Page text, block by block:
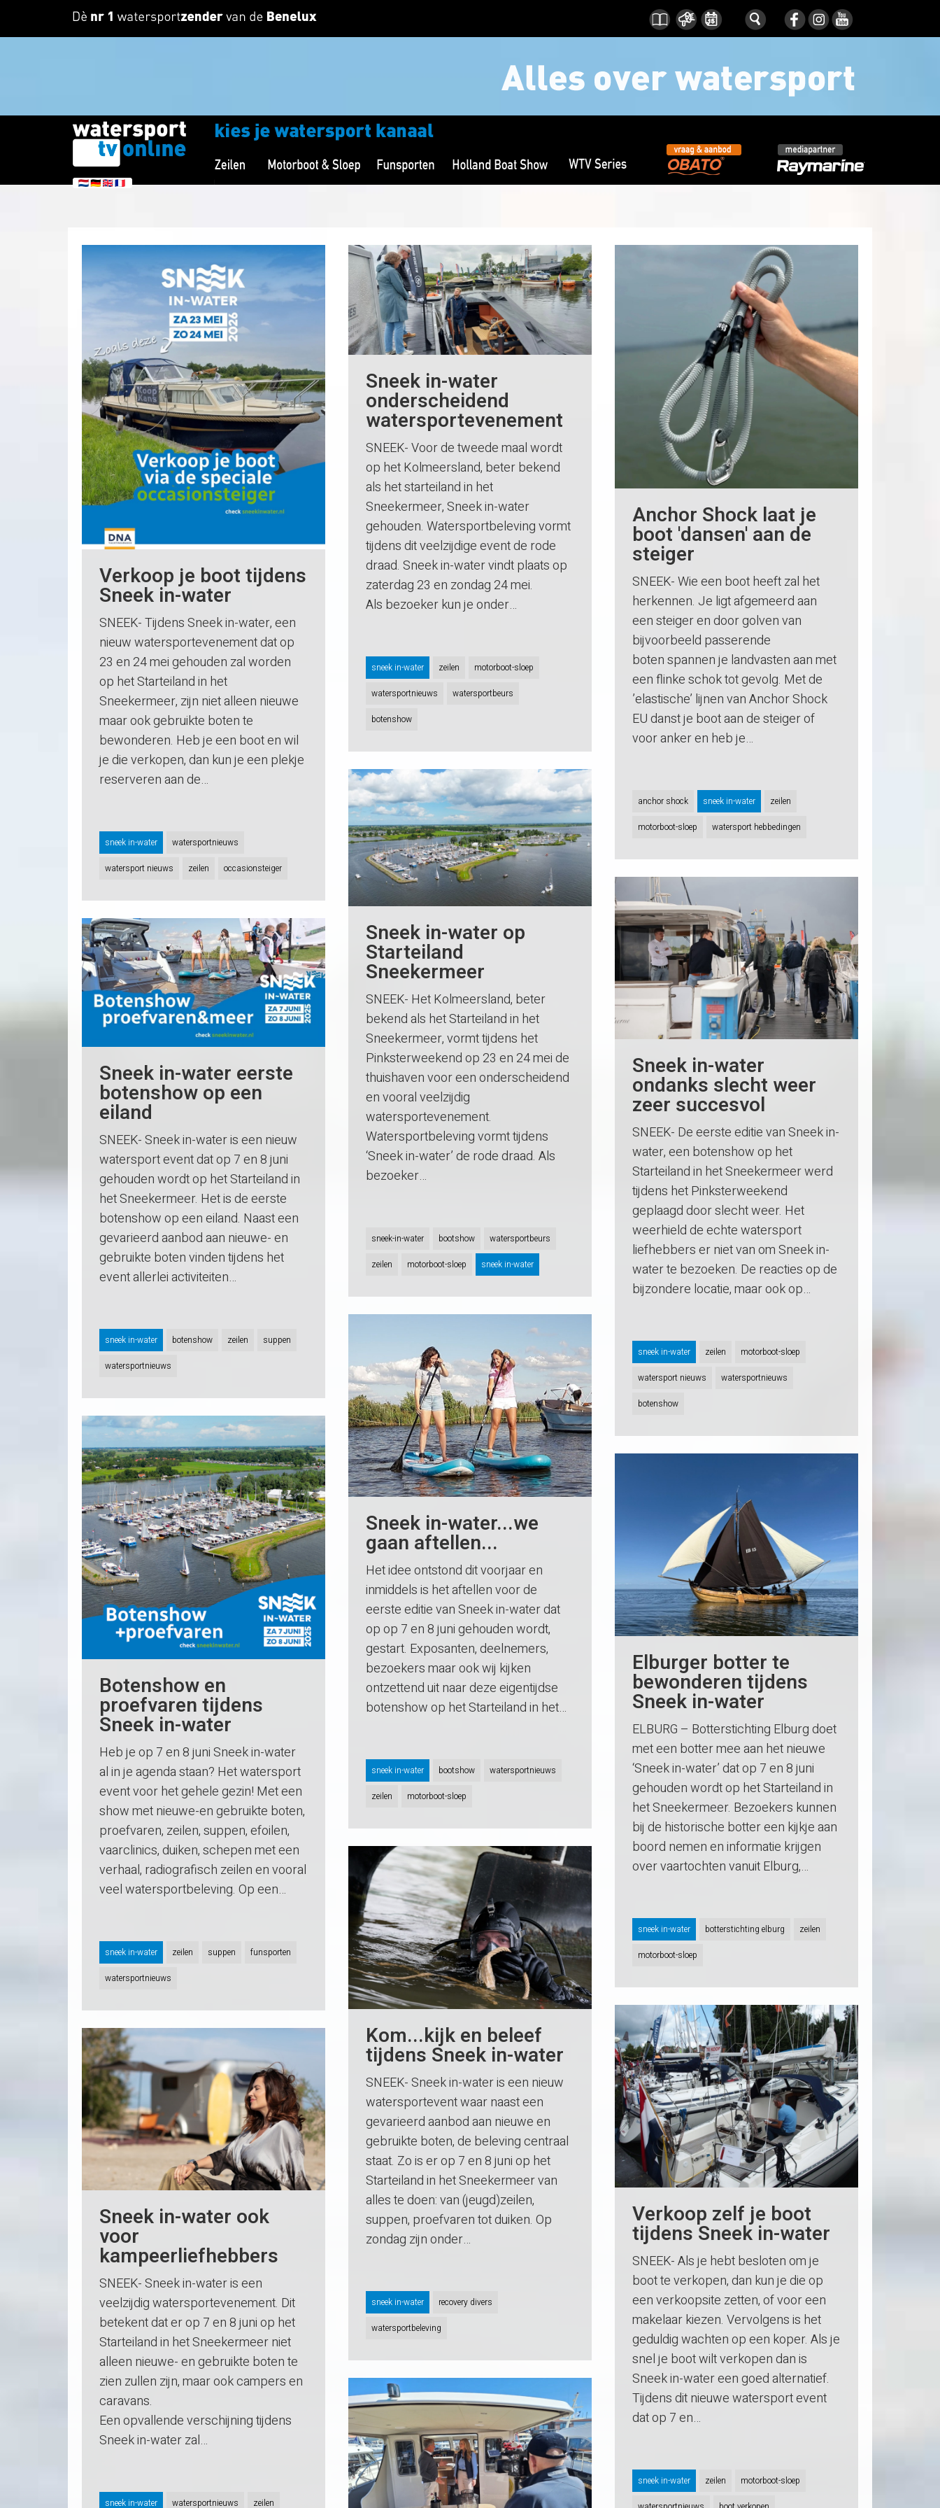
Verkoop je boot tijdens
Sneek in-water
SNEEK- Tijdens Sneek in-water, een
nieuw watersportevenement dat op
23 en 24 mei gehouden zal worden
op het Starteiland in het
Sneekermeer, zijn niet alleen nieuwe
maar ook gebruikte boten te
bewonderen. Heb je een boot en wil
je die verkopen, dan kun je een plekje
reserveren aan de…
sneek in-water watersportnieuws
watersport nieuws zeilen occasionsteiger
Sneek in-water
onderscheidend
watersportevenement
SNEEK- Voor de tweede maal wordt
op het Kolmeersland, beter bekend
als het starteiland in het
Sneekermeer, Sneek in-water
gehouden. Watersportbeleving vormt
tijdens dit veelzijdige event de rode
draad. Sneek in-water vindt plaats op
zaterdag 23 en zondag 24 mei.
Als bezoeker kun je onder…
sneek in-water zeilen motorboot-sloep
watersportnieuws watersportbeurs
botenshow
Anchor Shock laat je
boot 'dansen' aan de
steiger
SNEEK- Wie een boot heeft zal het
herkennen. Je ligt afgemeerd aan
een steiger en door golven van
bijvoorbeeld passerende
boten spannen je landvasten aan met
een flinke schok tot gevolg. Met de
’elastische’ lijnen van Anchor Shock
EU danst je boot aan de steiger of
voor anker en heb je…
anchor shock sneek in-water zeilen
motorboot-sloep watersport hebbedingen
Sneek in-water op
Starteiland
Sneekermeer
SNEEK- Het Kolmeersland, beter
bekend als het Starteiland in het
Sneekermeer, vormt tijdens het
Pinksterweekend op 23 en 24 mei de
thuishaven voor een onderscheidend
en vooral veelzijdig
watersportevenement.
Watersportbeleving vormt tijdens
‘Sneek in-water’ de rode draad. Als
bezoeker…
sneek-in-water bootshow watersportbeurs
zeilen motorboot-sloep sneek in-water
Sneek in-water
ondanks slecht weer
zeer succesvol
SNEEK- De eerste editie van Sneek in-
water, een botenshow op het
Starteiland in het Sneekermeer werd
tijdens het Pinksterweekend
geplaagd door slecht weer. Het
weerhield de echte watersport
liefhebbers er niet van om Sneek in-
water te bezoeken. De reacties op de
bijzondere locatie, maar ook op…
sneek in-water zeilen motorboot-sloep
watersport nieuws watersportnieuws
botenshow
Sneek in-water eerste
botenshow op een
eiland
SNEEK- Sneek in-water is een nieuw
watersport event dat op 7 en 8 juni
gehouden wordt op het Starteiland in
het Sneekermeer. Het is de eerste
botenshow op een eiland. Naast een
gevarieerd aanbod aan nieuwe- en
gebruikte boten vinden tijdens het
event allerlei activiteiten…
sneek in-water botenshow zeilen suppen
watersportnieuws
Sneek in-water...we
gaan aftellen...
Het idee ontstond dit voorjaar en
inmiddels is het aftellen voor de
eerste editie van Sneek in-water dat
op op 7 en 8 juni gehouden wordt,
gestart. Exposanten, deelnemers,
bezoekers maar ook wij kijken
ontzettend uit naar deze eigentijdse
botenshow op het Starteiland in het…
sneek in-water bootshow watersportnieuws
zeilen motorboot-sloep
Botenshow en
proefvaren tijdens
Sneek in-water
Heb je op 7 en 8 juni Sneek in-water
al in je agenda staan? Het watersport
event voor het gehele gezin! Met een
show met nieuwe-en gebruikte boten,
proefvaren, zeilen, suppen, efoilen,
vaarclinics, duiken, schepen met een
verhaal, radiografisch zeilen en vooral
veel watersportbeleving. Op een…
sneek in-water zeilen suppen funsporten
watersportnieuws
Elburger botter te
bewonderen tijdens
Sneek in-water
ELBURG – Botterstichting Elburg doet
met een botter mee aan het nieuwe
‘Sneek in-water’ dat op 7 en 8 juni
gehouden wordt op het Starteiland in
het Sneekermeer. Bezoekers kunnen
bij de historische botter een kijkje aan
boord nemen en informatie krijgen
over vaartochten vanuit Elburg,…
sneek in-water botterstichting elburg zeilen
motorboot-sloep
Kom...kijk en beleef
tijdens Sneek in-water
SNEEK- Sneek in-water is een nieuw
watersportevent waar naast een
gevarieerd aanbod aan nieuwe en
gebruikte boten, de beleving centraal
staat. Zo is er op 7 en 8 juni op het
Starteiland in het Sneekermeer van
alles te doen: van (jeugd)zeilen,
suppen, proefvaren tot duiken. Op
zondag zijn onder…
sneek in-water recovery divers
watersportbeleving
Verkoop zelf je boot
tijdens Sneek in-water
SNEEK- Als je hebt besloten om je
boot te verkopen, dan kun je die op
een verkoopsite zetten, of voor een
makelaar kiezen. Vervolgens is het
geduldig wachten op een koper. Als je
snel je boot wilt verkopen dan is
Sneek in-water een goed alternatief.
Tijdens dit nieuwe watersport event
dat op 7 en…
sneek in-water zeilen motorboot-sloep
Sneek in-water ook
voor
kampeerliefhebbers
SNEEK- Sneek in-water is een
veelzijdig watersportevenement. Dit
betekent dat er op 7 en 8 juni op het
Starteiland in het Sneekermeer niet
alleen nieuwe- en gebruikte boten te
zien zullen zijn, maar ook campers en
caravans.
Een opvallende verschijning tijdens
Sneek in-water zal…
sneek in-water watersportnieuws zeilen